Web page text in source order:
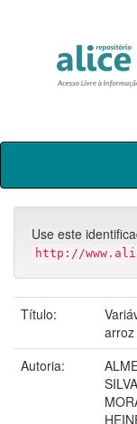
Skip
Use este
http://
Título:
Autoria: